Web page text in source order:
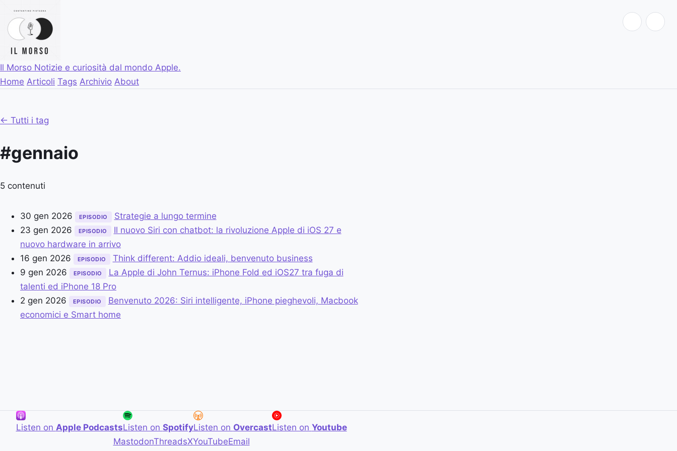
Il Morso Notizie e curiosità dal mondo Apple.
Home Articoli Tags Archivio About
← Tutti i tag
#gennaio
5 contenuti
30 gen 2026 EPISODIO
Strategie a lungo termine
23 gen 2026
EPISODIO
Il nuovo Siri con chatbot: la rivoluzione Apple di iOS 27 e
nuovo hardware in arrivo
16 gen 2026
EPISODIO
Think different: Addio ideali, benvenuto business
9 gen 2026
EPISODIO
La Apple di John Ternus: iPhone Fold ed iOS27 tra fuga di
talenti ed iPhone 18 Pro
2 gen 2026
EPISODIO
Benvenuto 2026: Siri intelligente, iPhone pieghevoli, Macbook
economici e Smart home
Listen on Apple PodcastsListen on SpotifyListen on OvercastListen on Youtube
MastodonThreadsXYouTubeEmail